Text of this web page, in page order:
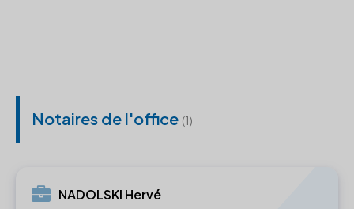
Notaires de l'office (1)
NADOLSKI Hervé